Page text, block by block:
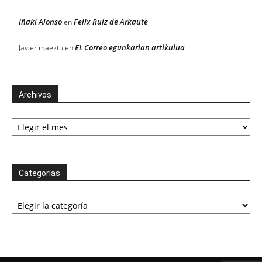
Iñaki AlonsoenFelix Ruiz de Arkaute
Javier maeztuenEL Correo egunkarian artikulua
Archivos
Archivos
Categorías
Categorías